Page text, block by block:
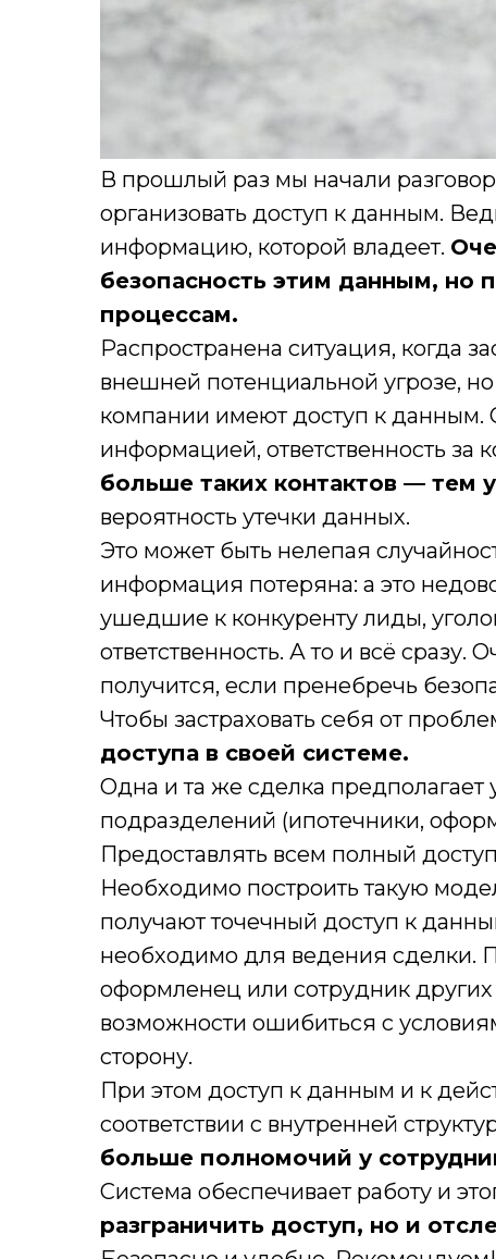
В прошлый раз мы начали
организовать доступ к данным.
информацию, которой владеет.
безопасность этим данным, но
процессам.
Распространена ситуация, когда
внешней потенциальной угрозе, но
компании имеют доступ к данным.
информацией, ответственность за
больше таких контактов — тем
вероятность утечки данных.
Это может быть нелепая
информация потеряна: а это
ушедшие к конкуренту лиды,
ответственность. А то и всё
получится, если пренебречь
Чтобы застраховать себя от
доступа в своей системе.
Одна и та же сделка предполагает
подразделений (ипотечники,
Предоставлять всем полный
Необходимо построить такую
получают точечный доступ к
необходимо для ведения сделки.
оформленец или сотрудник
возможности ошибиться с
сторону.
При этом доступ к данным и к
соответствии с внутренней
больше полномочий у
Система обеспечивает работу и
разграничить доступ, но и